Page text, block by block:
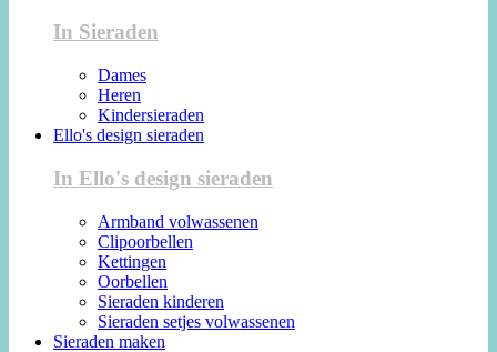
In Sieraden
Dames
Heren
Kindersieraden
Ello's design sieraden
In Ello's design sieraden
Armband volwassenen
Clipoorbellen
Kettingen
Oorbellen
Sieraden kinderen
Sieraden setjes volwassenen
Sieraden maken